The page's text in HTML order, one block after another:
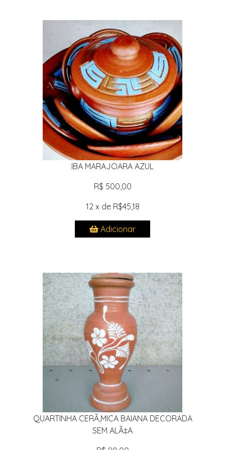
IBA MARAJOARA AZUL
R$ 500,00
12 x de R$45,18
Adicionar
QUARTINHA CERÃ‚MICA BAIANA DECORADA
SEM ALÃ‡A